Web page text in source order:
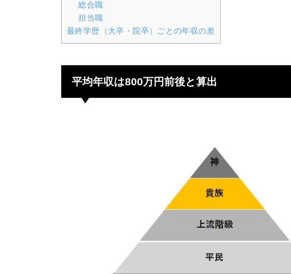
総合職
担当職
最終学歴（大卒・院卒）ごとの年収の差
平均年収は800万円前後と算出